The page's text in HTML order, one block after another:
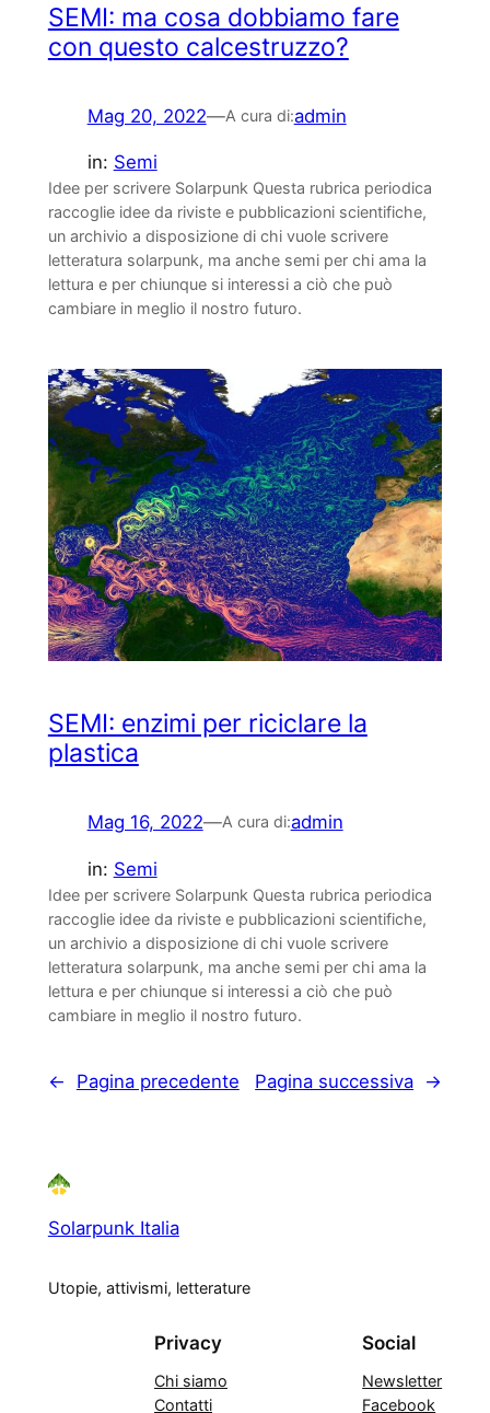
SEMI: ma cosa dobbiamo fare
con questo calcestruzzo?
Mag 20, 2022—A cura di:admin
in: Semi
Idee per scrivere Solarpunk Questa rubrica periodica
raccoglie idee da riviste e pubblicazioni scientifiche,
un archivio a disposizione di chi vuole scrivere
letteratura solarpunk, ma anche semi per chi ama la
lettura e per chiunque si interessi a ciò che può
cambiare in meglio il nostro futuro.
SEMI: enzimi per riciclare la
plastica
Mag 16, 2022—A cura di:admin
in: Semi
Idee per scrivere Solarpunk Questa rubrica periodica
raccoglie idee da riviste e pubblicazioni scientifiche,
un archivio a disposizione di chi vuole scrivere
letteratura solarpunk, ma anche semi per chi ama la
lettura e per chiunque si interessi a ciò che può
cambiare in meglio il nostro futuro.
← Pagina precedente Pagina successiva →
Solarpunk Italia
Utopie, attivismi, letterature
Privacy
Chi siamo
Contatti
Social
Newsletter
Facebook